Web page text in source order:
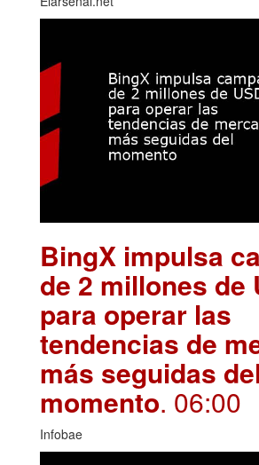
BingX impulsa
de 2 millones de
para operar las
tendencias de
más seguidas
momento. 06:00
Infobae